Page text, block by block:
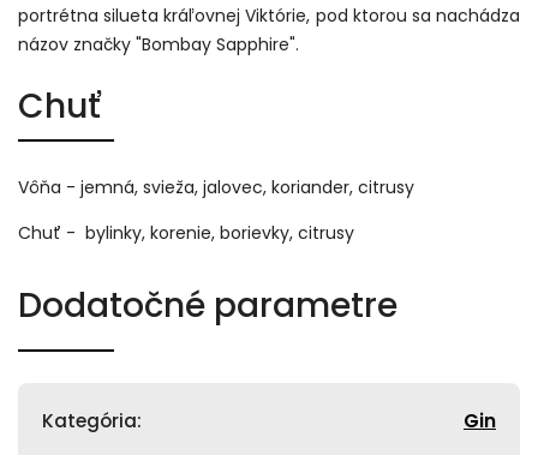
portrétna silueta kráľovnej Viktórie, pod ktorou sa nachádza
názov značky "Bombay Sapphire".
Chuť
Vôňa - jemná, svieža, jalovec, koriander, citrusy
Chuť - bylinky, korenie, borievky, citrusy
Dodatočné parametre
Kategória: Gin